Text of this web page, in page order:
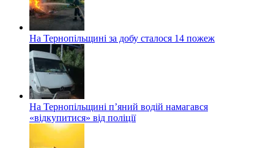
На Тернопільщині за добу сталося 14 пожеж
На Тернопільщині п’яний водій намагався
«відкупитися» від поліції